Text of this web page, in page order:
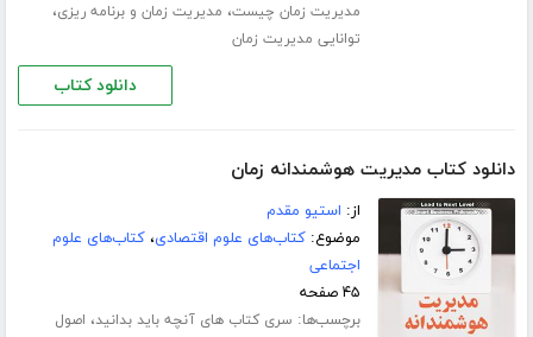
مدیریت زمان چیست، مدیریت زمان و برنامه ریزی،
توانایی مدیریت زمان
دانلود کتاب
دانلود کتاب مدیریت هوشمندانه زمان
از: استیو مقدم
موضوع:کتاب‌های علوم اقتصادی،کتاب‌های علوم
اجتماعی
۴۵ صفحه
برچسب‌ها: سری کتاب های آنچه باید بدانید، اصول